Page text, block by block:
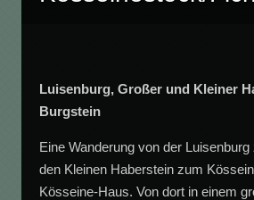
Luisenburg, Großer und Kleiner
Burgstein
Eine Wanderung von der
den Kleinen Haberstein zum
Kösseine-Haus. Von dort in einem